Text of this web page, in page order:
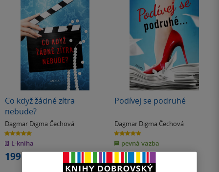
Co když žádné zítra
nebude?
Dagmar Digma Čechová
5.0
z
5
hvězdiček
E-kniha
199 Kč
Podívej se podruhé
Dagmar Digma Čechová
5.0
z
5
hvězdiček
pevná vazba
Běžně319 Kč